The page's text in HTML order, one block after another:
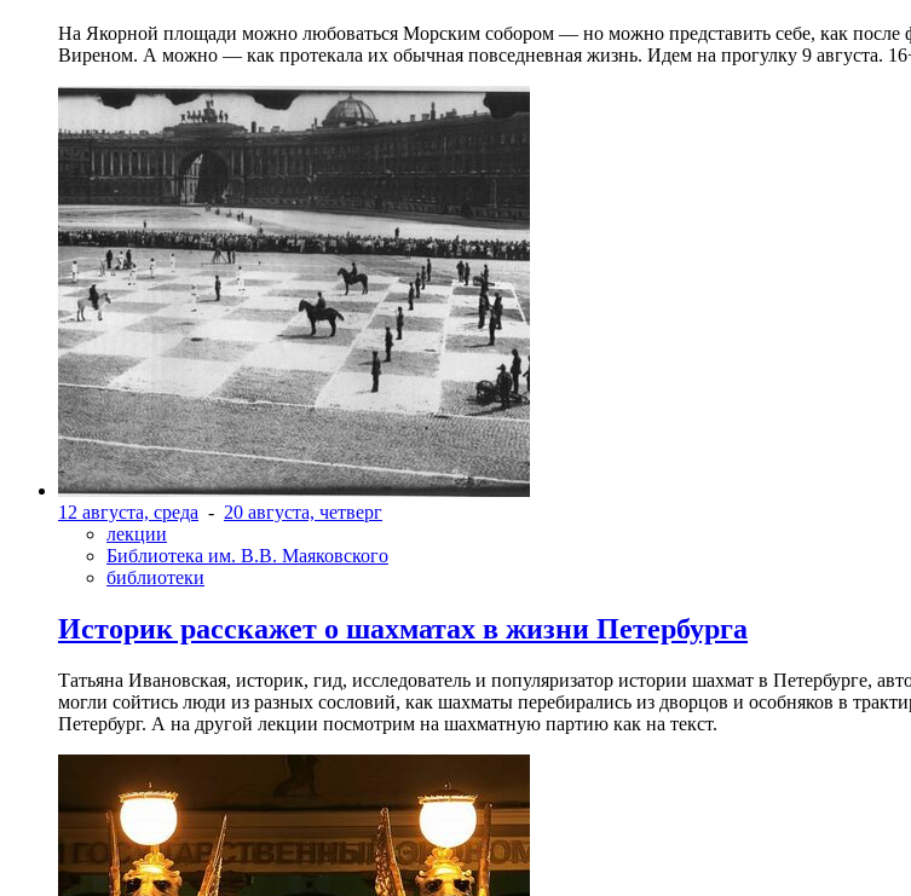
На Якорной площади можно любоваться Морским собором — но можно представить себе, как после
Виреном. А можно — как протекала их обычная повседневная жизнь. Идем на прогулку 9 августа.
12 августа, среда - 20 августа, четверг
лекции
Библиотека им. В.В. Маяковского
библиотеки
Историк расскажет о шахматах в жизни Петербурга
Татьяна Ивановская, историк, гид, исследователь и популяризатор истории шахмат в Петербурге,
могли сойтись люди из разных сословий, как шахматы перебирались из дворцов и особняков в
Петербург. А на другой лекции посмотрим на шахматную партию как на текст.